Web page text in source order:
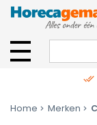
Home Merken